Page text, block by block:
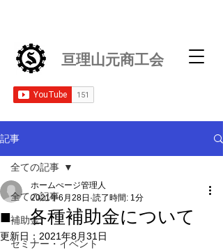
亘理山元商工会
記事
全ての記事
補助金
セミナー・イベント
全ての記事
■ 各種補助金について
ホームぺージ管理人
2021年6月28日 読了時間: 1分
更新日： 2021年8月31日